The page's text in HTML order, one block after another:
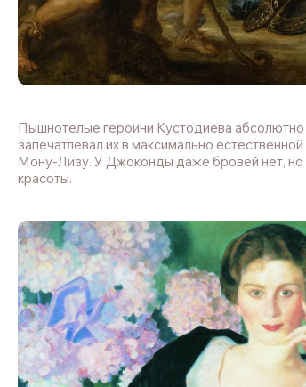
Пышнотелые героини Кустодиева
запечатлевал их в максимально
Мону-Лизу. У Джоконды даже бровей нет, но
красоты.